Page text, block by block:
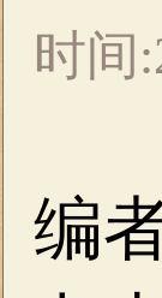
时间
编